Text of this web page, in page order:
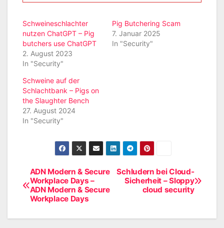
Schweineschlachter
nutzen ChatGPT – Pig
butchers use ChatGPT
2. August 2023
In "Security"
Pig Butchering Scam
7. Januar 2025
In "Security"
Schweine auf der
Schlachtbank – Pigs on
the Slaughter Bench
27. August 2024
In "Security"
BeitragsnavigationSchludern bei Cloud-
Sicherheit – Sloppy
cloud security
ADN Modern & Secure
Workplace Days –
ADN Modern & Secure
Workplace Days